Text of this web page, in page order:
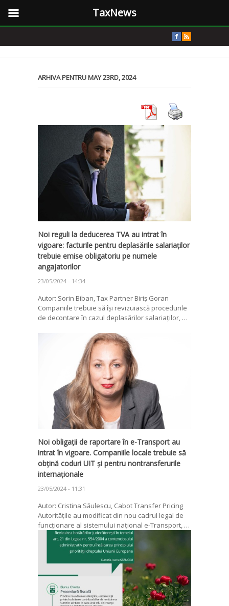
ARHIVA PENTRU MAY 23RD, 2024
Noi reguli la deducerea TVA au intrat în
vigoare: facturile pentru deplasările salariaților
trebuie emise obligatoriu pe numele
angajatorilor
23/05/2024 - 14:34
Autor: Sorin Biban, Tax Partner Biriș Goran
Companiile trebuie să își revizuiască procedurile
de decontare în cazul deplasărilor salariaților, …
Noi obligații de raportare în e-Transport au
intrat în vigoare. Companiile locale trebuie să
obțină coduri UIT și pentru nontransferurile
internaționale
23/05/2024 - 11:31
Autor: Cristina Săulescu, Cabot Transfer Pricing
Autoritățile au modificat din nou cadrul legal de
funcționare al sistemului național e-Transport, …
TaxNews